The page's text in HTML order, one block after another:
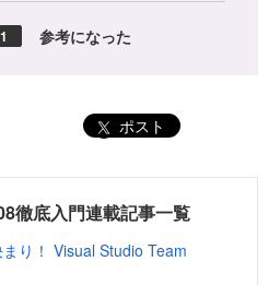
1 参考になった
ポスト
徹底入門連載記事一覧
り！ Visual Studio Team